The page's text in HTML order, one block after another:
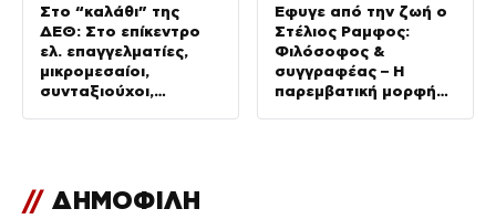
Στο “καλάθι” της
ΔΕΘ: Στο επίκεντρο
ελ. επαγγελματίες,
μικρομεσαίοι,
συνταξιούχοι,
Έφυγε από την ζωή ο
Στέλιος Ραμφος:
Φιλόσοφος &
συγγραφέας – Η
παρεμβατική μορφή
// ΔΗΜΟΦΙΛΗ